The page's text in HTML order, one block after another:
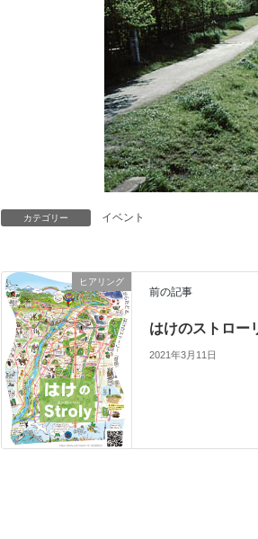
カテゴリー イベント
ヒアリング
前の記事
はけのストロー
2021年3月11日